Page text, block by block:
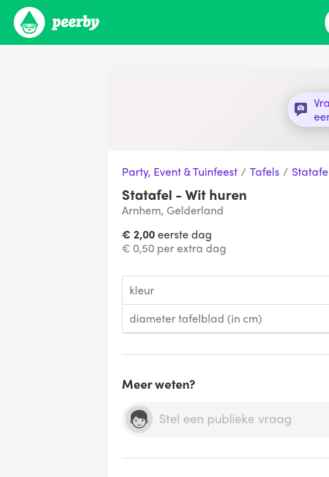
Party, Event & Tuinfeest / Tafels /
Statafel - Wit huren
Arnhem, Gelderland
€ 2,00eerste dag
€ 0,50 per extra dag
kleur
diameter tafelblad (in cm)
Meer weten?